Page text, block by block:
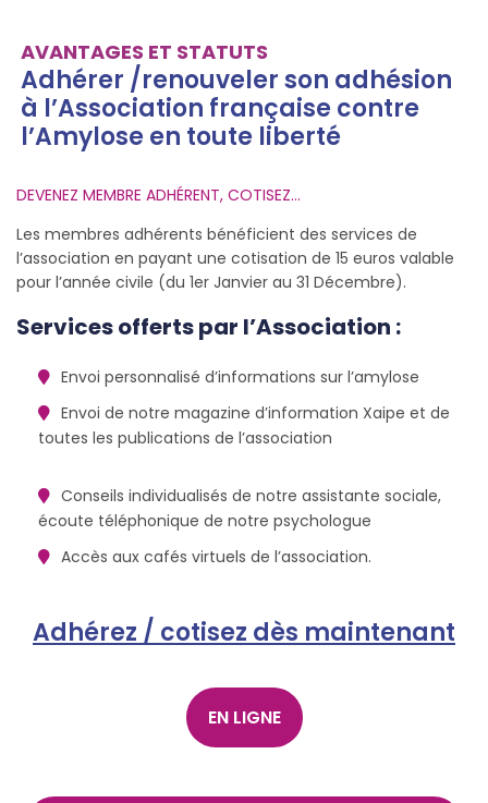
AVANTAGES ET STATUTS
Adhérer /renouveler son adhésion
à l’Association française contre
l’Amylose en toute liberté
DEVENEZ MEMBRE ADHÉRENT, COTISEZ…
Les membres adhérents bénéficient des services de
l’association en payant une cotisation de 15 euros valable
pour l’année civile (du 1er Janvier au 31 Décembre).
Services offerts par l’Association :
Envoi personnalisé d’informations sur l’amylose
Envoi de notre magazine d’information Xaipe et de
toutes les publications de l’association
Conseils individualisés de notre assistante sociale,
écoute téléphonique de notre psychologue
Accès aux cafés virtuels de l’association.
Adhérez / cotisez dès maintenant
EN LIGNE